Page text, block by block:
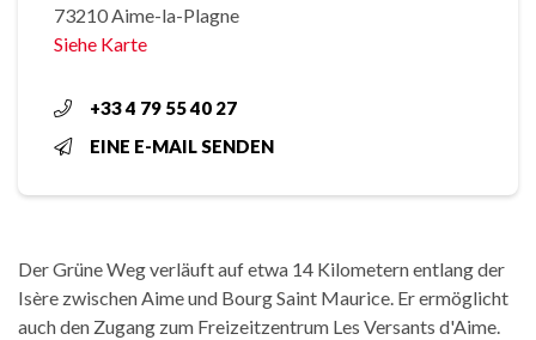
73210 Aime-la-Plagne
Siehe Karte
+33 4 79 55 40 27
EINE E-MAIL SENDEN
Der Grüne Weg verläuft auf etwa 14 Kilometern entlang der
Isère zwischen Aime und Bourg Saint Maurice. Er ermöglicht
auch den Zugang zum Freizeitzentrum Les Versants d'Aime.